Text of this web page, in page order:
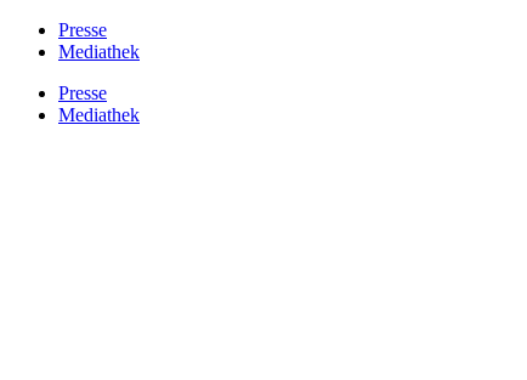
Presse
Mediathek
Presse
Mediathek